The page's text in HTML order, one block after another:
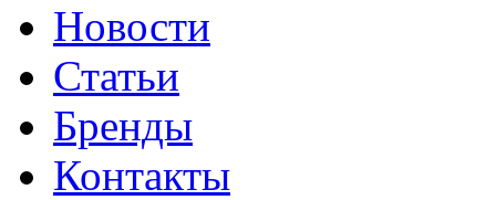
Новости
Статьи
Бренды
Контакты